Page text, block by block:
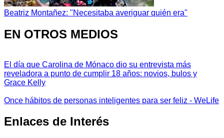
Beatriz Montañez: "Necesitaba averiguar quién era"
EN OTROS MEDIOS
El día que Carolina de Mónaco dio su entrevista más
reveladora a punto de cumplir 18 años: novios, bulos y
Grace Kelly
Once hábitos de personas inteligentes para ser feliz - WeLife
Enlaces de Interés